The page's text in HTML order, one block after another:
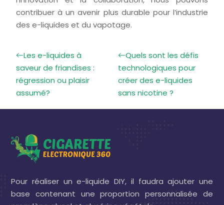
contribuer à un avenir plus durable pour l’industrie
des e-liquides et du vapotage.
Les e-liquides à
saveur de friandises :
régression ou plaisir
assumé?
Quels sont les défis
technologiques pour
créer des e-liquides
sans nicotine ?
Pour réaliser un e-liquide DIY, il faudra ajouter une
base contenant une proportion personnalisée de